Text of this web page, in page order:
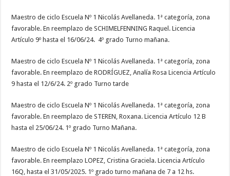
Maestro de ciclo Escuela Nº 1 Nicolás Avellaneda. 1ª categoría, zona
favorable. En reemplazo de SCHIMELFENNING Raquel. Licencia
Artículo 9º hasta el 16/06/24. 4º grado Turno mañana.
Maestro de ciclo Escuela Nº 1 Nicolás Avellaneda. 1ª categoría, zona
favorable. En reemplazo de RODRÍGUEZ, Analía Rosa Licencia Artículo
9 hasta el 12/6/24. 2º grado Turno tarde
Maestro de ciclo Escuela Nº 1 Nicolás Avellaneda. 1ª categoría, zona
favorable. En reemplazo de STEREN, Roxana. Licencia Artículo 12 B
hasta el 25/06/24. 1º grado Turno Mañana.
Maestro de ciclo Escuela Nº 1 Nicolás Avellaneda. 1ª categoría, zona
favorable. En reemplazo LOPEZ, Cristina Graciela. Licencia Artículo
16Q, hasta el 31/05/2025. 1º grado turno mañana de 7 a 12 hs.